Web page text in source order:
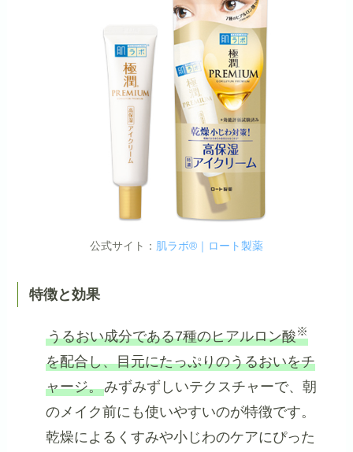
公式サイト： 肌ラボ®｜ロート製薬
特徴と効果
うるおい成分である7種のヒアルロン酸※
を配合し、目元にたっぷりのうるおいをチ
ャージ。みずみずしいテクスチャーで、朝
のメイク前にも使いやすいのが特徴です。
乾燥によるくすみや小じわのケアにぴった